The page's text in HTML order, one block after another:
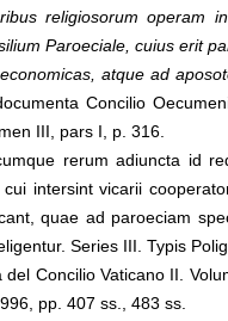
religiosorum operam
Paroeciale, cuius erit
atque ad
Concilio
III, pars I, p. 316.
rerum adiuncta id
intersint vicarii
quae ad paroeciam
Series III. Typis
Concilio Vaticano II.
pp. 407 ss., 483 ss.